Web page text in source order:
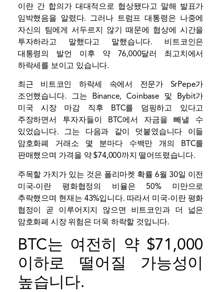
이란 간 합의가 대대적으로 협상됐다고 말해 발표가
임박했음을 알렸다. 그러나 트럼프 대통령은 나중에
자신의 팀에게 서두르지 않기 때문에 협상에 시간을
투자하라고 말했다고 말했습니다. 비트코인은
대통령의 발언 이후 약 76,000달러 최고치에서
하락세를 보이고 있습니다.
최근 비트코인 ​​하락세 속에서 전문가 SrPepe가
조언했습니다. 그는 Binance, Coinbase 및 Bybit가
미국 시장 마감 직후 BTC를 덤핑하고 있다고
주장하면서 투자자들이 BTC에서 자금을 빼낼 수
있었습니다. 그는 다음과 같이 덧붙였습니다 이들
암호화폐 거래소 몇 분마다 수백만 개의 BTC를
판매했으며 가격을 약 $74,000까지 떨어뜨렸습니다.
주목할 가치가 있는 것은 폴리마켓 확률 6월 30일 이전
미국-이란 평화협정의 비율은 50% 미만으로
추락했으며 현재는 43%입니다. 따라서 미국-이란 평화
협정이 곧 이루어지지 않으면 비트코인과 더 넓은
암호화폐 시장 위험은 더욱 하락할 것입니다.
BTC는 여전히 약 $71,000
이하로 떨어질 가능성이
높습니다.